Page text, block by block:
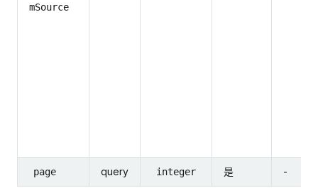
mSource
page query integer 是 -